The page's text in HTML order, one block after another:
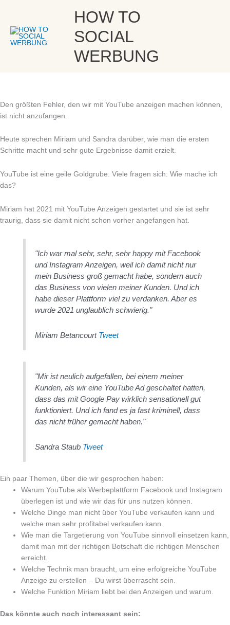
springen
HOW TO
SOCIAL
WERBUNG
Den größten Fehler, den wir mit YouTube anzeigen machen können,
ist nicht anzufangen.
Heute sprechen Miriam und Sandra darüber, wie man die ersten
Schritte macht und sehr gute Ergebnisse damit erzielt.
YouTube ist eine geile Goldgrube. Viele fragen sich: Wie mache ich
das?
Miriam hat 2021 mit YouTube Anzeigen gestartet und sie ist sehr
traurig, dass sie damit nicht schon vorher angefangen hat.
"Ich war mal sehr, sehr, sehr happy mit Facebook
und Instagram Anzeigen, weil ich damit nicht nur
mein Business groß gemacht habe, sondern auch
das Business von vielen meiner Kunden. Und ich
habe dieser Plattform viel zu verdanken. Aber es
wurde 2021 unglaublich schwierig."
Miriam Betancourt Tweet
"Mir ist neulich aufgefallen, bei einem meiner
Kunden, als wir eine YouTube Ad geschaltet hatten,
dass das mit Google Pay wirklich sensationell gut
funktioniert. Und ich fand es ja fast kriminell, dass
das nicht früher gemacht haben."
Sandra Staub Tweet
Ein paar Themen, über die wir gesprochen haben:
Warum YouTube als Werbeplattform Facebook und Instagram
überlegen ist und wie wir das für uns nutzen können.
Welche Dinge man nicht über YouTube verkaufen kann und
welche man sehr profitabel verkaufen kann.
Wie man die Targetierung von YouTube sinnvoll einsetzen kann,
damit man mit der richtigen Botschaft die richtigen Menschen
erreicht.
Welche Technik man braucht, um eine erfolgreiche YouTube
Anzeige zu erstellen – Du wirst überrascht sein.
Welche Funktion Miriam liebt bei den Anzeigen und warum.
Das könnte auch noch interessant sein: